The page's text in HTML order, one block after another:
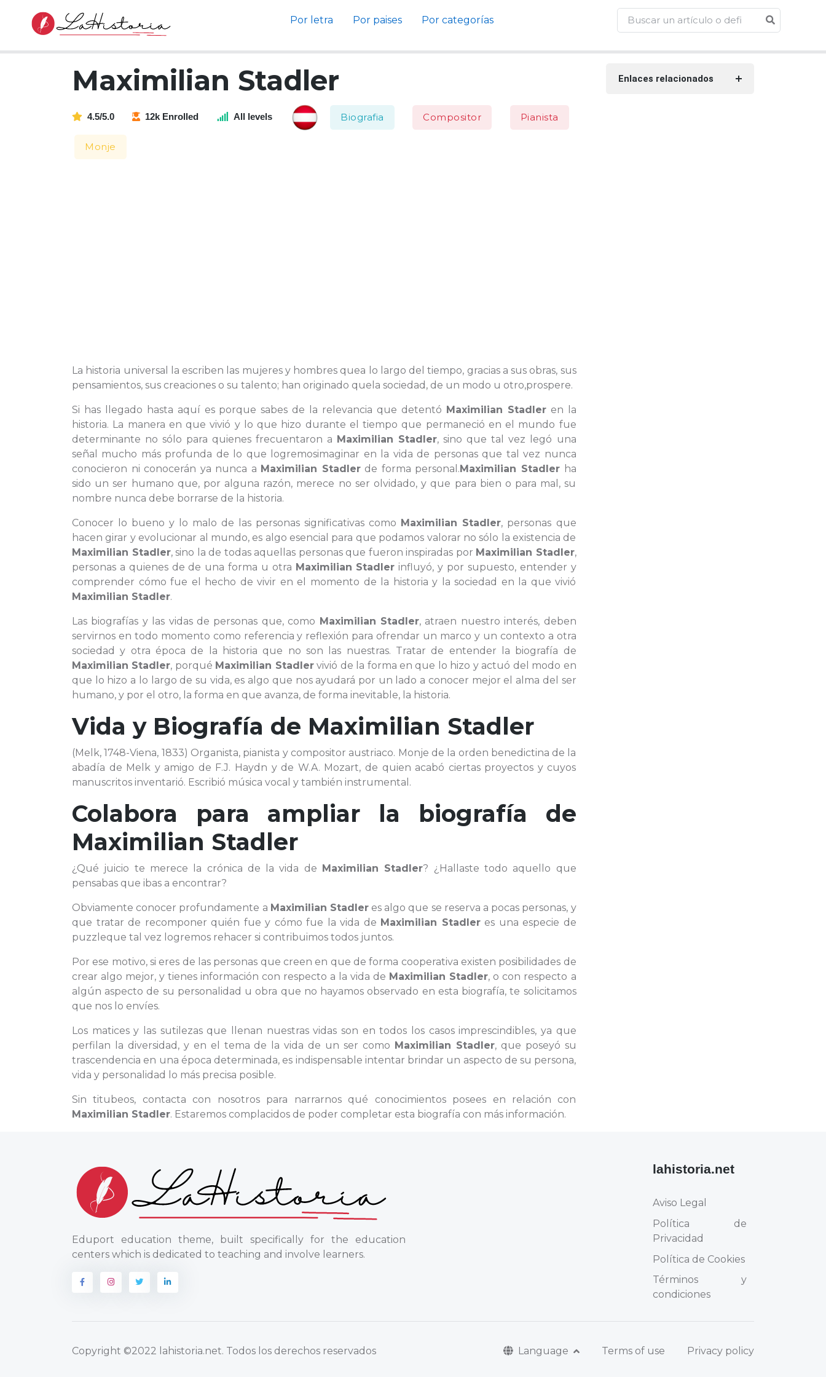
Por letra Por paises Por categorías
Maximilian Stadler
4.5/5.0 12k Enrolled All levels Biografia Compositor Pianista
Monje
La historia universal la escriben las mujeres y hombres quea lo largo del tiempo, gracias a sus obras, sus
pensamientos, sus creaciones o su talento; han originado quela sociedad, de un modo u otro,prospere.
Si has llegado hasta aquí es porque sabes de la relevancia que detentó Maximilian Stadleren la
historia. La manera en que vivió y lo que hizo durante el tiempo que permaneció en el mundo fue
determinante no sólo para quienes frecuentaron a Maximilian Stadler, sino que tal vez legó una
señal mucho más profunda de lo que logremosimaginar en la vida de personas que tal vez nunca
conocieron ni conocerán ya nunca a Maximilian Stadlerde forma personal.Maximilian Stadlerha
sido un ser humano que, por alguna razón, merece no ser olvidado, y que para bien o para mal, su
nombre nunca debe borrarse de la historia.
Conocer lo bueno y lo malo de las personas significativas como Maximilian Stadler, personas que
hacen girar y evolucionar al mundo, es algo esencial para que podamos valorar no sólo la existencia de
Maximilian Stadler, sino la de todas aquellas personas que fueron inspiradas por Maximilian Stadler,
personas a quienes de de una forma u otra Maximilian Stadler influyó, y por supuesto, entender y
comprender cómo fue el hecho de vivir en el momento de la historia y la sociedad en la que vivió
Maximilian Stadler.
Las biografías y las vidas de personas que, como Maximilian Stadler, atraen nuestro interés, deben
servirnos en todo momento como referencia y reflexión para ofrendar un marco y un contexto a otra
sociedad y otra época de la historia que no son las nuestras. Tratar de entender la biografía de
Maximilian Stadler, porqué Maximilian Stadlervivió de la forma en que lo hizo y actuó del modo en
que lo hizo a lo largo de su vida, es algo que nos ayudará por un lado a conocer mejor el alma del ser
humano, y por el otro, la forma en que avanza, de forma inevitable, la historia.
Vida y Biografía de Maximilian Stadler
(Melk, 1748-Viena, 1833) Organista, pianista y compositor austriaco. Monje de la orden benedictina de la
abadía de Melk y amigo de F.J. Haydn y de W.A. Mozart, de quien acabó ciertas proyectos y cuyos
manuscritos inventarió. Escribió música vocal y también instrumental.
Colabora para ampliar la biografía de
Maximilian Stadler
¿Qué juicio te merece la crónica de la vida de Maximilian Stadler? ¿Hallaste todo aquello que
pensabas que ibas a encontrar?
Obviamente conocer profundamente a Maximilian Stadleres algo que se reserva a pocas personas, y
que tratar de recomponer quién fue y cómo fue la vida de Maximilian Stadleres una especie de
puzzleque tal vez logremos rehacer si contribuimos todos juntos.
Por ese motivo, si eres de las personas que creen en que de forma cooperativa existen posibilidades de
crear algo mejor, y tienes información con respecto a la vida de Maximilian Stadler, o con respecto a
algún aspecto de su personalidad u obra que no hayamos observado en esta biografía, te solicitamos
que nos lo envíes.
Los matices y las sutilezas que llenan nuestras vidas son en todos los casos imprescindibles, ya que
perfilan la diversidad, y en el tema de la vida de un ser como Maximilian Stadler, que poseyó su
trascendencia en una época determinada, es indispensable intentar brindar un aspecto de su persona,
vida y personalidad lo más precisa posible.
Sin titubeos, contacta con nosotros para narrarnos qué conocimientos posees en relación con
Maximilian Stadler. Estaremos complacidos de poder completar esta biografía con más información.
Enlaces relacionados
Eduport education theme, built specifically for the education
centers which is dedicated to teaching and involve learners.
lahistoria.net
Aviso Legal
Política de
Privacidad
Política de Cookies
Términos y
condiciones
Copyright ©2022 lahistoria.net. Todos los derechos reservados Language Terms of use Privacy policy